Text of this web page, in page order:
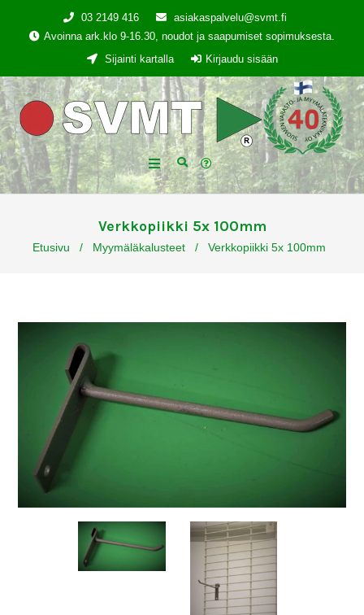
03 2149 416
asiakaspalvelu@svmt.fi
Avoinna ark.klo 9-16.30, noudot ja saapumiset sopimuksesta.
Sijainti kartalla
Kirjaudu sisään
Verkkopiikki 5x 100mm
Etusivu / Myymäläkalusteet / Verkkopiikki 5x 100mm